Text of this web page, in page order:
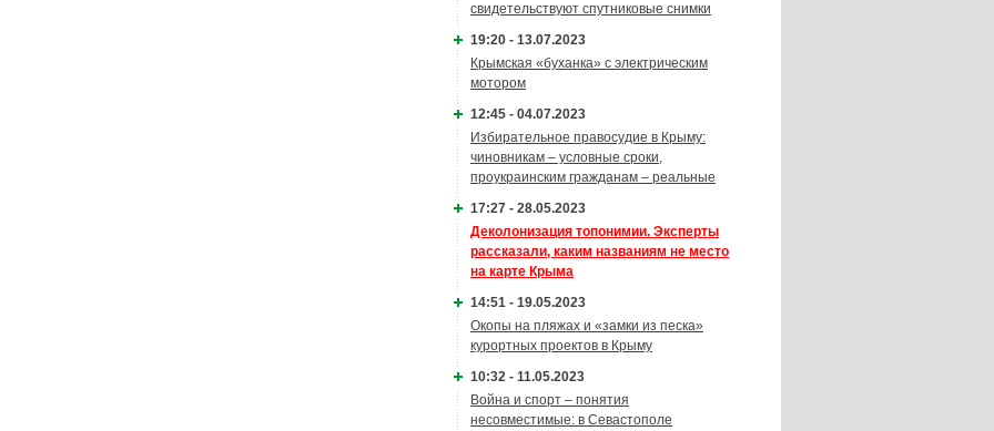
свидетельствуют спутниковые снимки
19:20 - 13.07.2023
Крымская «буханка» с электрическим
мотором
12:45 - 04.07.2023
Избирательное правосудие в Крыму:
чиновникам – условные сроки,
проукраинским гражданам – реальные
17:27 - 28.05.2023
Деколонизация топонимии. Эксперты
рассказали, каким названиям не место
на карте Крыма
14:51 - 19.05.2023
Окопы на пляжах и «замки из песка»
курортных проектов в Крыму
10:32 - 11.05.2023
Война и спорт – понятия
несовместимые: в Севастополе